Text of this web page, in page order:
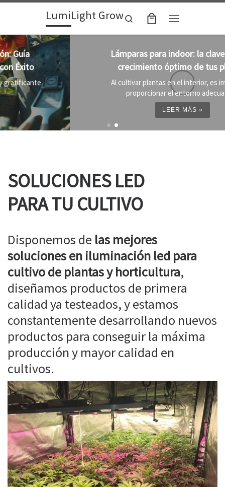
Skip to contentLumiLight Grow
Search
Lámparas para indoor: la clave para un
crecimiento óptimo de tus plantas
Al cultivar plantas en el interior, es importante
proporcionar el entorno adecuado ...
SOLUCIONES LED
PARA TU CULTIVO
Disponemos de las mejores
soluciones en iluminación led para
cultivo de plantas y horticultura,
diseñamos productos de primera
calidad ya testeados, y estamos
constantemente desarrollando nuevos
productos para conseguir la máxima
producción y mayor calidad en
cultivos.